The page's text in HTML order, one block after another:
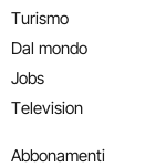
Turismo
Dal mondo
Jobs
Television
Abbonamenti